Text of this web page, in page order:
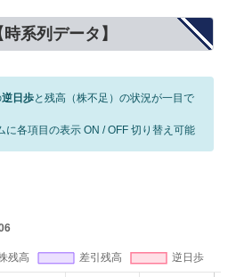
系列データ】
逆日歩と残高（株不足）の状況が一目で
に各項目の表示 ON / OFF 切り替え可能